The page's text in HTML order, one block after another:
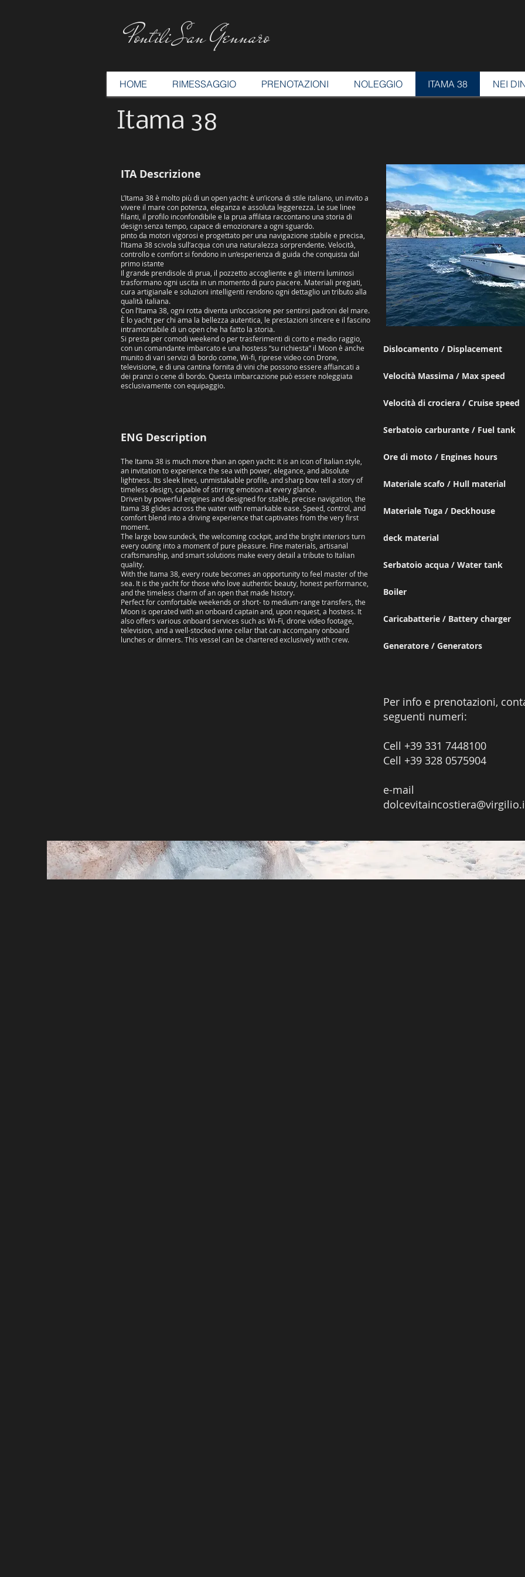
Pontili San Gennaro
HOME RIMESSAGGIO PRENOTAZIONI NOLEGGIO ITAMA 38 NEI
Itama 38
ITA Descrizione
L’Itama 38 è molto più di un open yacht: è un’icona di stile italiano, un invito a
vivere il mare con potenza, eleganza e assoluta leggerezza. Le sue linee
filanti, il profilo inconfondibile e la prua affilata raccontano una storia di
design senza tempo, capace di emozionare a ogni sguardo.
pinto da motori vigorosi e progettato per una navigazione stabile e precisa,
l’Itama 38 scivola sull’acqua con una naturalezza sorprendente. Velocità,
controllo e comfort si fondono in un’esperienza di guida che conquista dal
primo istante
Il grande prendisole di prua, il pozzetto accogliente e gli interni luminosi
trasformano ogni uscita in un momento di puro piacere. Materiali pregiati,
cura artigianale e soluzioni intelligenti rendono ogni dettaglio un tributo alla
qualità italiana.
​Con l’Itama 38, ogni rotta diventa un’occasione per sentirsi padroni del mare.
È lo yacht per chi ama la bellezza autentica, le prestazioni sincere e il fascino
intramontabile di un open che ha fatto la storia.
Si presta per comodi weekend o per trasferimenti di corto e medio raggio,
con un comandante imbarcato e una hostess “su richiesta” il Moon è anche
munito di vari servizi di bordo come, Wi-fi, riprese video con Drone,
televisione, e di una cantina fornita di vini che possono essere affiancati a
dei pranzi o cene di bordo. Questa imbarcazione può essere noleggiata
esclusivamente con equipaggio.
ENG Description
The Itama 38 is much more than an open yacht: it is an icon of Italian style,
an invitation to experience the sea with power, elegance, and absolute
lightness. Its sleek lines, unmistakable profile, and sharp bow tell a story of
timeless design, capable of stirring emotion at every glance.
Driven by powerful engines and designed for stable, precise navigation, the
Itama 38 glides across the water with remarkable ease. Speed, control, and
comfort blend into a driving experience that captivates from the very first
moment.
The large bow sundeck, the welcoming cockpit, and the bright interiors turn
every outing into a moment of pure pleasure. Fine materials, artisanal
craftsmanship, and smart solutions make every detail a tribute to Italian
quality.
With the Itama 38, every route becomes an opportunity to feel master of the
sea. It is the yacht for those who love authentic beauty, honest performance,
and the timeless charm of an open that made history.
Perfect for comfortable weekends or short- to medium-range transfers, the
Moon is operated with an onboard captain and, upon request, a hostess. It
also offers various onboard services such as Wi-Fi, drone video footage,
television, and a well-stocked wine cellar that can accompany onboard
lunches or dinners. This vessel can be chartered exclusively with crew.
Dislocamento / Displacement
Velocità Massima / Max
Velocità di crociera / Cruise
Serbatoio carburante / Fuel
Ore di moto / Engines
Materiale scafo / Hull material
Materiale Tuga /
deck material
Serbatoio acqua / Water
Boiler
Caricabatterie / Battery
Generatore /
Per info e prenotazioni,
seguenti numeri:
Cell +39 331 7448100
Cell +39 328 0575904
e-mail